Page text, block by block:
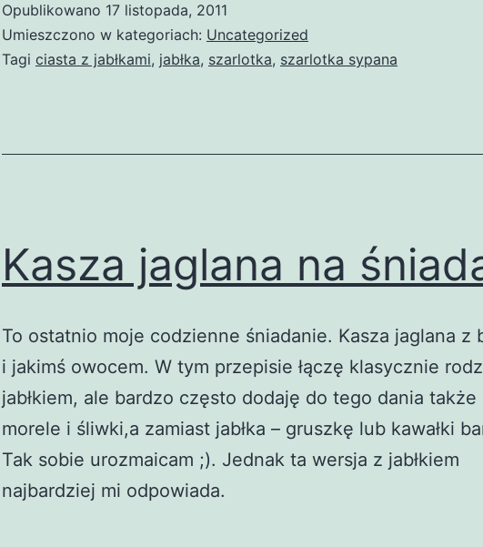
Opublikowano 17 listopada, 2011
Umieszczono w kategoriach: Uncategorized
Tagi ciasta z jabłkami, jabłka, szarlotka, szarlotka sypana
Kasza jaglana na
To ostatnio moje codzienne śniadanie. Kasza jaglana z
i jakimś owocem. W tym przepisie łączę klasycznie
jabłkiem, ale bardzo często dodaję do tego dania także
morele i śliwki,a zamiast jabłka – gruszkę lub kawałki
Tak sobie urozmaicam ;). Jednak ta wersja z jabłkiem
najbardziej mi odpowiada.